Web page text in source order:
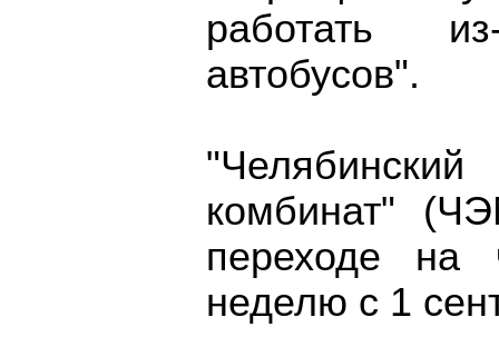
работать
автобусов".
"Челябинский
комбинат"
переходе на
неделю с 1